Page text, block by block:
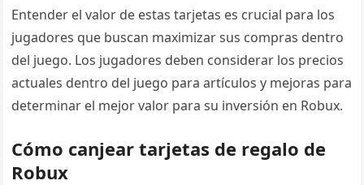
Entender el valor de estas tarjetas es crucial para los
jugadores que buscan maximizar sus compras dentro
del juego. Los jugadores deben considerar los precios
actuales dentro del juego para artículos y mejoras para
determinar el mejor valor para su inversión en Robux.
Cómo canjear tarjetas de regalo de
Robux